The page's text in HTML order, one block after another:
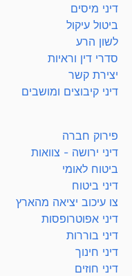
דיני מיסים
ביטול עיקול
לשון הרע
סדרי דין וראיות
יצירת קשר
דיני קיבוצים ומושבים
פירוק חברה
דיני ירושה - צוואות
ביטוח לאומי
דיני ביטוח
צו עיכוב יציאה מהארץ
דיני אפוטרופסות
דיני בוררות
דיני חינוך
דיני חוזים